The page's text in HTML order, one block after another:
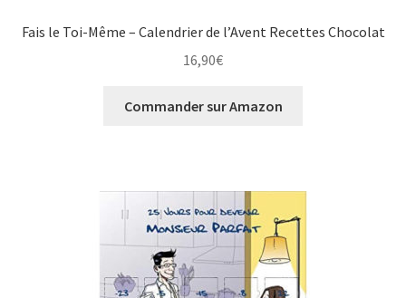
Fais le Toi-Même – Calendrier de l’Avent Recettes Chocolat
16,90€
Commander sur Amazon